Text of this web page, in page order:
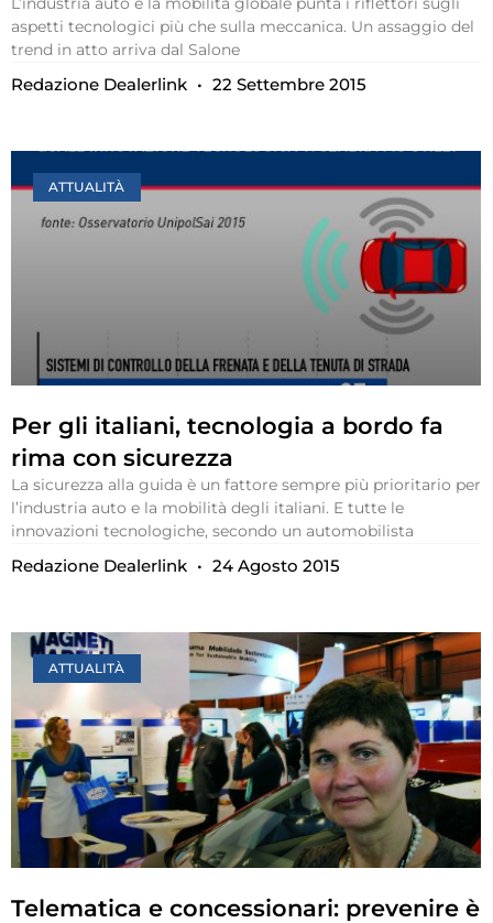
aspetti tecnologici più che sulla meccanica. Un assaggio del
trend in atto arriva dal Salone
Redazione Dealerlink 22 Settembre 2015
ATTUALITÀ
Per gli italiani, tecnologia a bordo fa
rima con sicurezza
La sicurezza alla guida è un fattore sempre più prioritario per
l’industria auto e la mobilità degli italiani. E tutte le
innovazioni tecnologiche, secondo un automobilista
Redazione Dealerlink 24 Agosto 2015
ATTUALITÀ
Telematica e concessionari: prevenire è